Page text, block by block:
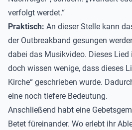
verfolgt werdet.“
Praktisch: An dieser Stelle kann
der Outbreakband gesungen
dabei das Musikvideo. Dieses Lied
doch wissen wenige, dass dieses
Kirche“ geschrieben wurde.
eine noch tiefere Bedeutung.
Anschließend habt eine
Betet füreinander. Wo erlebt ihr